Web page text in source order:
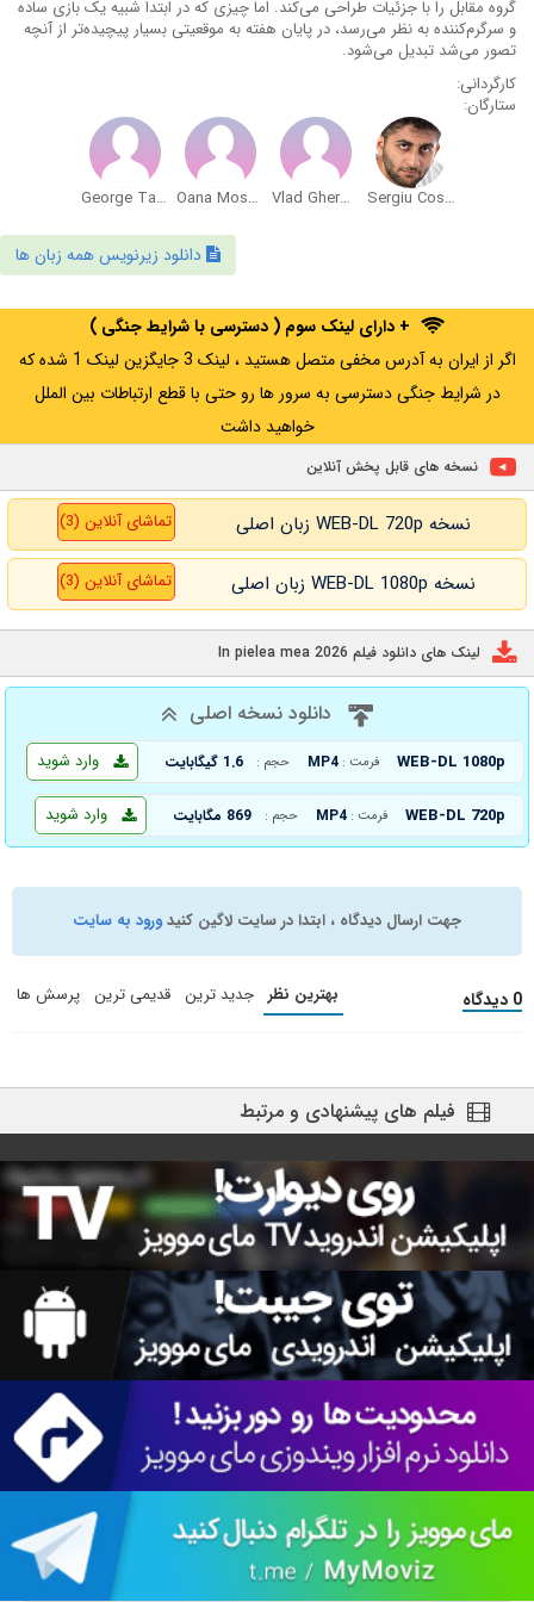
گروه مقابل را با جزئیات طراحی می‌کند. اما چیزی که در ابتدا شبیه یک بازی ساده
و سرگرم‌کننده به نظر می‌رسد، در پایان هفته به موقعیتی بسیار پیچیده‌تر از آنچه
تصور می‌شد تبدیل می‌شود.
کارگردانی:
ستارگان:
Sergiu Costache
Vlad Gherman
Oana Mosneagu
George Tanase
دانلود زیرنویس همه زبان ها
+ دارای لینک سوم ( دسترسی با شرایط جنگی )
اگر از ایران به آدرس مخفی متصل هستید ، لینک 3 جایگزین لینک 1 شده که
در شرایط جنگی دسترسی به سرور ها رو حتی با قطع ارتباطات بین الملل
خواهید داشت
نسخه های قابل پخش آنلاین
نسخه WEB-DL 720p زبان اصلی تماشای آنلاین (3)
نسخه WEB-DL 1080p زبان اصلی تماشای آنلاین (3)
لینک های دانلود فیلم In pielea mea 2026
دانلود نسخه اصلی
WEB-DL 1080p فرمت : MP4 حجم : 1.6 گیگابایت وارد شوید
WEB-DL 720p فرمت : MP4 حجم : 869 مگابایت وارد شوید
جهت ارسال دیدگاه ، ابتدا در سایت لاگین کنیدورود به سایت
0 دیدگاه بهترین نظر جدید ترین قدیمی ترین پرسش ها
فیلم های پیشنهادی و مرتبط